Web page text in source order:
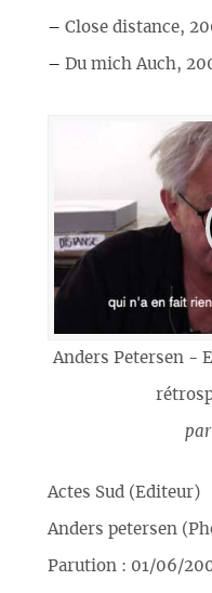
– Close distance,
– Du mich Auch,
Anders Petersen -
par
Actes Sud (Editeur)
Anders petersen
Parution : 01/06/